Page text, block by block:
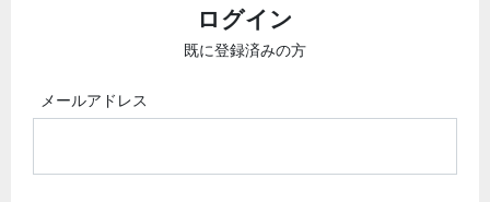
ログイン
既に登録済みの方
メールアドレス